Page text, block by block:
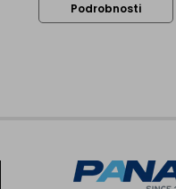
Podrobnosti